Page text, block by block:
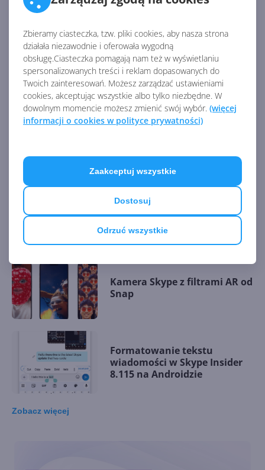
Zbieramy ciasteczka, tzw. pliki cookies, aby nasza strona
działała niezawodnie i oferowała wygodną
obsługę.Ciasteczka pomagają nam też w wyświetlaniu
spersonalizowanych treści i reklam dopasowanych do
Twoich zainteresowań. Możesz zarządzać ustawieniami
cookies, akceptując wszystkie albo tylko niezbędne. W
dowolnym momencie możesz zmienić swój wybór. (więcej
informacji o cookies w polityce prywatności)
Odrzuć wszystkie
Dostosuj
Zaakceptuj wszystkie
https://answers.microsoft.com/en-
us/skype/forum/sk_in-sk_notes/skype-insider-release-
notes-for-skype-810876103/8e97c799-667e-47fe-8ca3-
6b121fa61831
AKTUALNOŚCI Z KATEGORII SKYPE
To koniec Skype Credits.
Skype bez reklam na
wszystkich platformach
Kamera Skype z filtrami AR od
Snap
Formatowanie tekstu
wiadomości w Skype Insider
8.115 na Androidzie
Zobacz więcej